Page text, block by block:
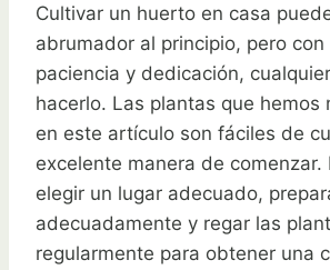
Cultivar un huerto en casa
abrumador al principio, pero
paciencia y dedicación,
hacerlo. Las plantas que hemos
en este artículo son fáciles de
excelente manera de comenzar.
elegir un lugar adecuado,
adecuadamente y regar las
regularmente para obtener una